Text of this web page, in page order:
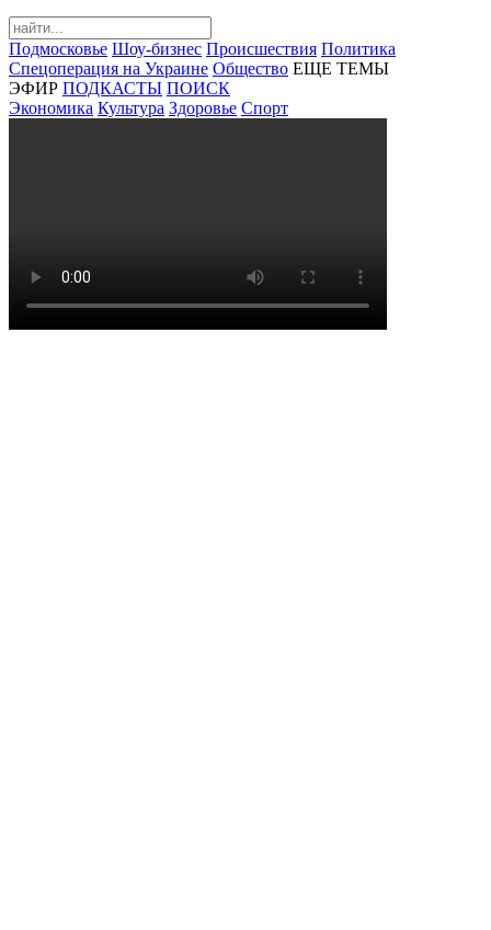
Подмосковье Шоу-бизнес Происшествия Политика
Спецоперация на Украине Общество ЕЩЕ ТЕМЫ
ЭФИР ПОДКАСТЫ ПОИСК
Экономика Культура Здоровье Спорт